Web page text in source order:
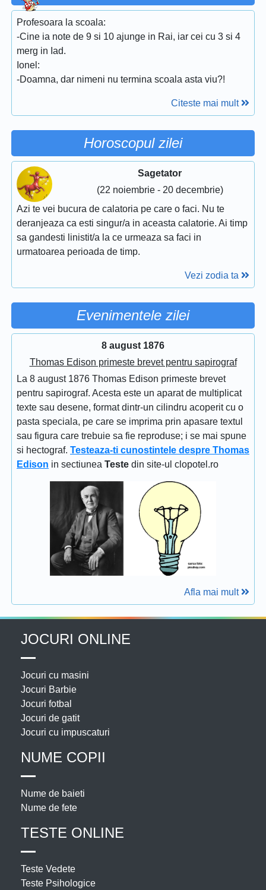
Profesoara la scoala:
-Cine ia note de 9 si 10 ajunge in Rai, iar cei cu 3 si 4
merg in Iad.
Ionel:
-Doamna, dar nimeni nu termina scoala asta viu?!
Citeste mai mult
Horoscopul zilei
Sagetator
(22 noiembrie - 20 decembrie)
Azi te vei bucura de calatoria pe care o faci. Nu te
deranjeaza ca esti singur/a in aceasta calatorie. Ai timp
sa gandesti linistit/a la ce urmeaza sa faci in
urmatoarea perioada de timp.
Vezi zodia ta
Evenimentele zilei
8 august 1876
Thomas Edison primeste brevet pentru sapirograf
La 8 august 1876 Thomas Edison primeste brevet
pentru sapirograf. Acesta este un aparat de multiplicat
texte sau desene, format dintr-un cilindru acoperit cu o
pasta speciala, pe care se imprima prin apasare textul
sau figura care trebuie sa fie reproduse; i se mai spune
si hectograf. Testeaza-ti cunostintele despre Thomas
Edison in sectiunea Teste din site-ul clopotel.ro
Afla mai mult
JOCURI ONLINE
Jocuri cu masini
Jocuri Barbie
Jocuri fotbal
Jocuri de gatit
Jocuri cu impuscaturi
NUME COPII
Nume de baieti
Nume de fete
TESTE ONLINE
Teste Vedete
Teste Psihologice